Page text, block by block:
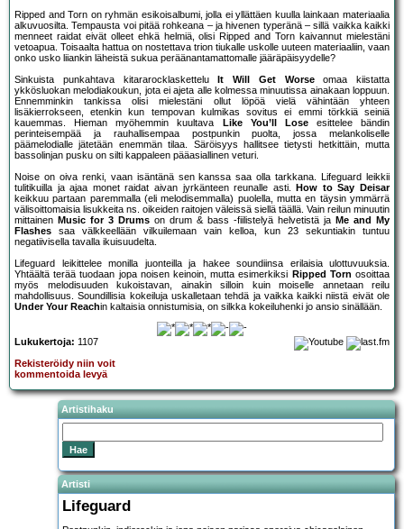
Ripped and Torn on ryhmän esikoisalbumi, jolla ei yllättäen kuulla lainkaan materiaalia
alkuvuosilta. Tempausta voi pitää rohkeana – ja hivenen typeränä – sillä vaikka kaikki
menneet raidat eivät olleet ehkä helmiä, olisi Ripped and Torn kaivannut mielestäni
vetoapua. Toisaalta hattua on nostettava trion tiukalle uskolle uuteen materiaaliin, vaan
onko usko liiankin läheistä sukua peräänantamattomalle jääräpäisyydelle?
Sinkuista punkahtava kitararocklaskettelu
It Will Get Worseomaa kiistatta
ykkösluokan melodiakoukun, jota ei ajeta alle kolmessa minuutissa ainakaan loppuun.
Ennemminkin tankissa olisi mielestäni ollut löpöä vielä vähintään yhteen
lisäkierrokseen, etenkin kun tempovan kulmikas sovitus ei emmi törkkiä seiniä
kauemmas. Hieman myöhemmin kuultava
Like You’ll Loseesittelee bändin
perinteisempää ja rauhallisempaa postpunkin puolta, jossa melankoliselle
päämelodialle jätetään enemmän tilaa. Säröisyys hallitsee tietysti hetkittäin, mutta
bassolinjan pusku on silti kappaleen pääasiallinen veturi.
Noise on oiva renki, vaan isäntänä sen kanssa saa olla tarkkana. Lifeguard leikkii
tulitikuilla ja ajaa monet raidat aivan jyrkänteen reunalle asti.
How to Say Deisar
keikkuu partaan paremmalla (eli melodisemmalla) puolella, mutta en täysin ymmärrä
välisoittomaisia lisukkeita ns. oikeiden raitojen väleissä siellä täällä. Vain reilun minuutin
mittainen Music for 3 Drums on drum & bass -fiilistelyä helvetistä ja Me and My
Flashes saa välkkeellään vilkuilemaan vain kelloa, kun 23 sekuntiakin tuntuu
negatiivisella tavalla ikuisuudelta.
Lifeguard leikittelee monilla juonteilla ja hakee soundiinsa erilaisia ulottuvuuksia.
Yhtäältä terää tuodaan jopa noisen keinoin, mutta esimerkiksi Ripped Torn osoittaa
myös melodisuuden kukoistavan, ainakin silloin kuin moiselle annetaan reilu
mahdollisuus. Soundillisia kokeiluja uskalletaan tehdä ja vaikka kaikki niistä eivät ole
Under Your Reachin kaltaisia onnistumisia, on silkka kokeiluhenki jo ansio sinällään.
Lukukertoja: 1107
Rekisteröidy niin voit
kommentoida levyä
Artistihaku
Artisti
Lifeguard